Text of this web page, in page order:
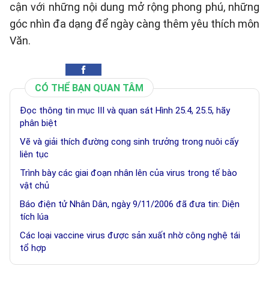
cận với những nội dung mở rộng phong phú, những
góc nhìn đa dạng để ngày càng thêm yêu thích môn
Văn.
CÓ THỂ BẠN QUAN TÂM
Đọc thông tin mục III và quan sát Hình 25.4, 25.5, hãy
phân biệt
Vẽ và giải thích đường cong sinh trưởng trong nuôi cấy
liên tục
Trình bày các giai đoạn nhân lên của virus trong tế bào
vật chủ
Báo điện tử Nhân Dân, ngày 9/11/2006 đã đưa tin: Diện
tích lúa
Các loại vaccine virus được sản xuất nhờ công nghệ tái
tổ hợp